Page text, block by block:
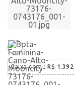
Caixa com: R$